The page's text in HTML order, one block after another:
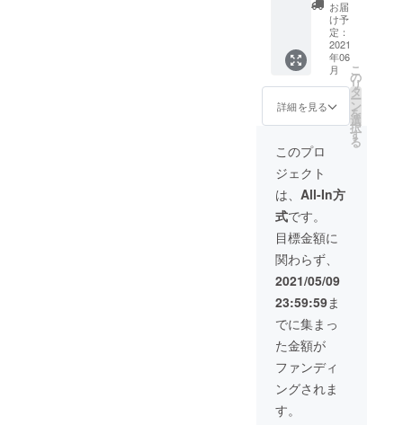
まった
く同一
にはな
りませ
ん。)あ
らかじ
めご了
承くだ
さい。
素材と
違い必
ずしも
破れな
いわけ
んの
で、特
理解い
ただ
き、こ
の紙独
特の風
合い、
変化を
お楽し
みくだ
さい。
す。
手縫い
にて刺
繍して
いただ
くた
め、仕
上がり
には若
ありま
作る引
き揃え
の毛糸
は、個
性的な
色味と
毛糸に
つける
です。
「たべ
もの」
をイ
メージ
して引
き揃え
た毛糸
を使っ
ま編み
のポ
ケット
を作っ
てくれ
まし
た。 ※
もおト
クな２
個セッ
ト】 ●
ミニ財
布《 パ
ラフィ
ンシ
ズ》２
個
SIRUH
Aミニ財
布の中
でもと
くに人
気の高
いパラ
フィン
series
。 日頃
の感謝
を込め
て、通
常時に
ご購入
いただ
お届
け予
定：
2021
年06
月
詳細を見る
こ
の
リ
タ
ー
ン
を
選
択
す
る
このプロ
ジェクト
は、 All-In方
式です。
目標金額に
関わらず、
2021/05/09
23:59:59ま
でに集まっ
た金額が
ファンディ
ングされま
す。